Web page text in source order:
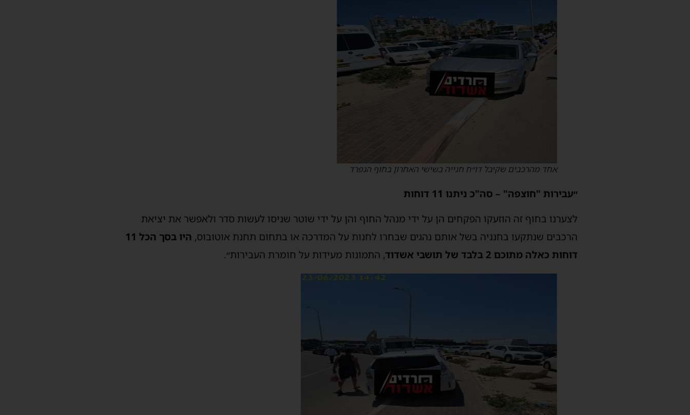
אחד מהרכבים שקיבל דו״ח חנייה בשישי האחרון בחוף הנפרד
״עבירות "חוצפה" – סה"כ ניתנו 11 דוחות
לצערנו בחוף זה הוזעקו הפקחים הן על ידי מנהל החוף והן על ידי שוטר שניסו לעשות סדר ולאפשר את יציאת
הרכבים שנתקעו בחנניה בשל אותם נהגים שבחרו לחנות על המדרכה או בתחום תחנת אוטובוס,
היו בסך הכל 11
דוחות כאלה מתוכם 2 בלבד של תושבי אשדוד
, התמונות מעידות על חומרת העבירות״.